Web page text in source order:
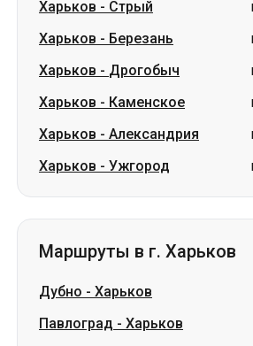
Харьков - Стрый
Харьков - Березань
Харьков - Дрогобыч
Харьков - Каменское
Харьков - Александрия
Харьков - Ужгород
Маршруты в г. Харьков
Дубно - Харьков
Павлоград - Харьков